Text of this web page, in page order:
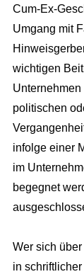
Cum-Ex-
Umgang mit
wichtigen
politischen
infolge einer
im
begegnet
Wer sich
in